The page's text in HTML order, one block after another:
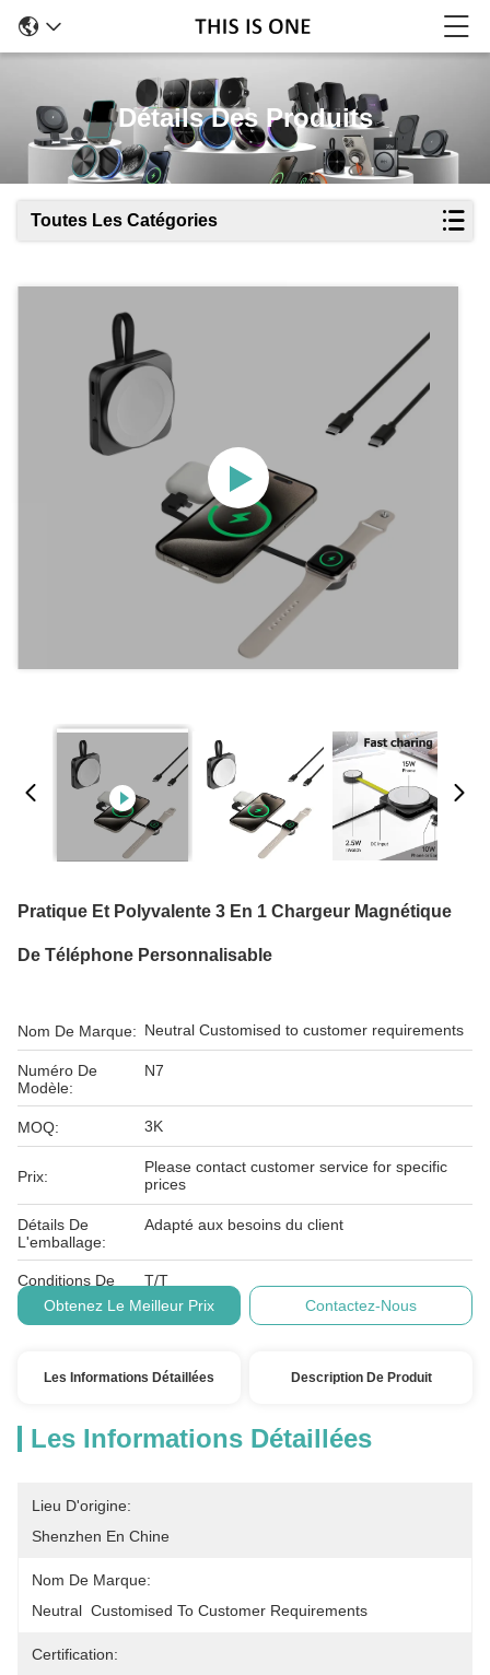
Détails Des Produits
Toutes Les Catégories
Pratique Et Polyvalente 3 En 1 Chargeur Magnétique
De Téléphone Personnalisable
Nom De Marque: Neutral Customised to customer requirements
Numéro De
Modèle:
N7
MOQ: 3K
Prix:
Please contact customer service for specific
prices
Détails De
L'emballage:
Adapté aux besoins du client
Conditions De
Paiement:
T/T
Obtenez Le Meilleur Prix
Contactez-Nous
Les Informations Détaillées Description De Produit
Les Informations Détaillées
Lieu D'origine:
Shenzhen En Chine
Nom De Marque:
Neutral  Customised To Customer Requirements
Certification: